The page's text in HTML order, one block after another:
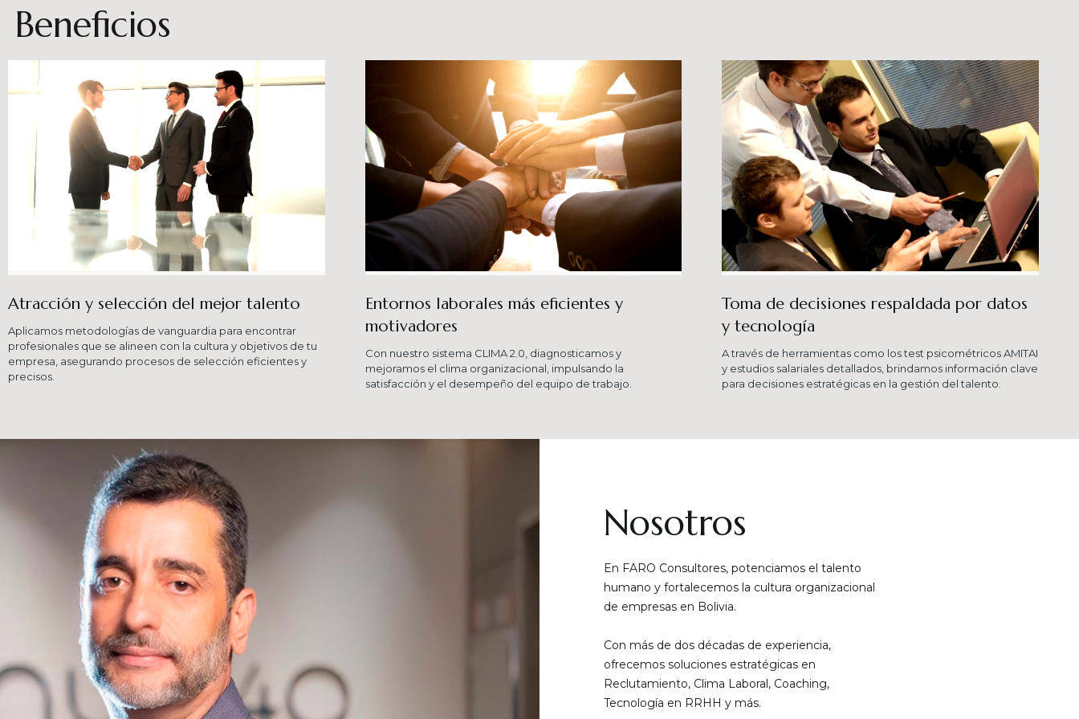
Beneficios
Atracción y selección del mejor talento
Aplicamos metodologías de vanguardia para encontrar
profesionales que se alineen con la cultura y objetivos de tu
empresa, asegurando procesos de selección eficientes y
precisos.
Entornos laborales más eficientes y
motivadores
Con nuestro sistema CLIMA 2.0, diagnosticamos y
mejoramos el clima organizacional, impulsando la
satisfacción y el desempeño del equipo de trabajo.
Toma de decisiones respaldada por datos
y tecnología​
A través de herramientas como los test psicométricos AMITAI
y estudios salariales detallados, brindamos información clave
para decisiones estratégicas en la gestión del talento.
Nosotros
En FARO Consultores, potenciamos el talento
humano y fortalecemos la cultura organizacional
de empresas en Bolivia.
Con más de dos décadas de experiencia,
ofrecemos soluciones estratégicas en
Reclutamiento, Clima Laboral, Coaching,
Tecnología en RRHH y más.